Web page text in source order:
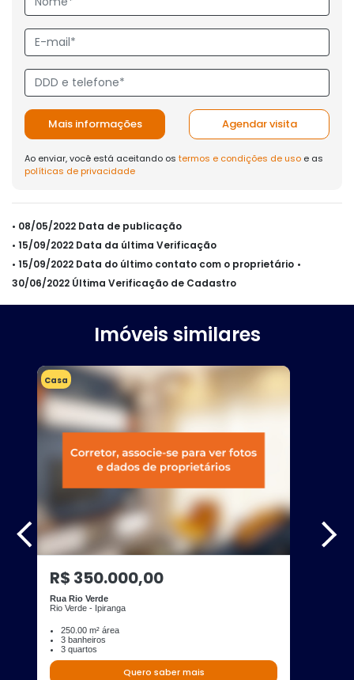
Mais informações Agendar visita
Ao enviar, você está aceitando os termos e condições de uso e as
políticas de privacidade
• 08/05/2022 Data de publicação
• 15/09/2022 Data da última Verificação
• 15/09/2022 Data do último contato com o proprietário •
30/06/2022 Última Verificação de Cadastro
Imóveis similares
Casa
R$ 350.000,00
Rua Rio Verde
Rio Verde - Ipiranga
250.00 m² área
3 banheiros
3 quartos
Quero saber mais